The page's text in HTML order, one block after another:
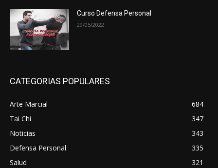
Curso Defensa Personal
29/05/2022
CATEGORIAS POPULARES
Arte Marcial
684
Tai Chi
347
Noticias
343
Defensa Personal
335
Salud
321